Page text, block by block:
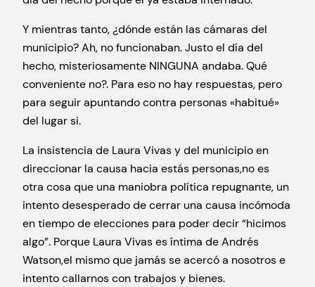
Y mientras tanto, ¿dónde están las cámaras del
municipio? Ah, no funcionaban. Justo el día del
hecho, misteriosamente NINGUNA andaba. Qué
conveniente no?. Para eso no hay respuestas, pero
para seguir apuntando contra personas «habitué»
del lugar si.
La insistencia de Laura Vivas y del municipio en
direccionar la causa hacia estás personas,no es
otra cosa que una maniobra política repugnante, un
intento desesperado de cerrar una causa incómoda
en tiempo de elecciones para poder decir “hicimos
algo”. Porque Laura Vivas es íntima de Andrés
Watson,el mismo que jamás se acercó a nosotros e
intento callarnos con trabajos y bienes.